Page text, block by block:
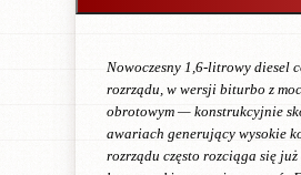
Nowoczesny 1,6-litrowy diesel
rozrządu, w wersji biturbo z
obrotowym — konstrukcyjnie
awariach generujący wysokie
rozrządu często rozciąga się